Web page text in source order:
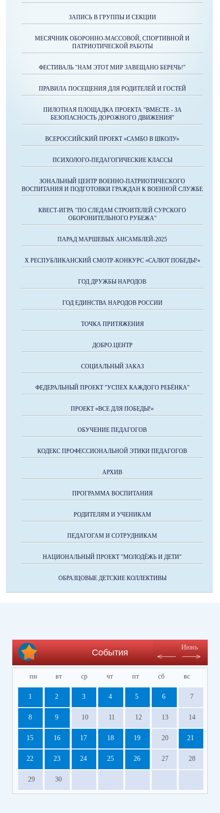
ЗАПИСЬ В ГРУППЫ И СЕКЦИИ
МЕСЯЧНИК ОБОРОННО-МАССОВОЙ, СПОРТИВНОЙ И
ПАТРИОТИЧЕСКОЙ РАБОТЫ
ФЕСТИВАЛЬ "НАМ ЭТОТ МИР ЗАВЕЩАНО БЕРЕЧЬ!"
ПРАВИЛА ПОСЕЩЕНИЯ ДЛЯ РОДИТЕЛЕЙ И ГОСТЕЙ
ПИЛОТНАЯ ПЛОЩАДКА ПРОЕКТА "ВМЕСТЕ - ЗА
БЕЗОПАСНОСТЬ ДОРОЖНОГО ДВИЖЕНИЯ"
ВСЕРОССИЙСКИЙ ПРОЕКТ «САМБО В ШКОЛУ»
ПСИХОЛОГО-ПЕДАГОГИЧЕСКИЕ КЛАССЫ
ЗОНАЛЬНЫЙ ЦЕНТР ВОЕННО-ПАТРИОТИЧЕСКОГО
ВОСПИТАНИЯ И ПОДГОТОВКИ ГРАЖДАН К ВОЕННОЙ СЛУЖБЕ
КВЕСТ-ИГРА "ПО СЛЕДАМ СТРОИТЕЛЕЙ СУРСКОГО
ОБОРОНИТЕЛЬНОГО РУБЕЖА"
ПАРАД МАРШЕВЫХ АНСАМБЛЕЙ-2025
X РЕСПУБЛИКАНСКИЙ СМОТР-КОНКУРС «САЛЮТ ПОБЕДЫ!»
ГОД ДРУЖБЫ НАРОДОВ
ГОД ЕДИНСТВА НАРОДОВ РОССИИ
ТОЧКА ПРИТЯЖЕНИЯ
ДОБРО.ЦЕНТР
СОЦИАЛЬНЫЙ ЗАКАЗ
ФЕДЕРАЛЬНЫЙ ПРОЕКТ "УСПЕХ КАЖДОГО РЕБЁНКА"
ПРОЕКТ «ВСЕ ДЛЯ ПОБЕДЫ!»
ОБУЧЕНИЕ ПЕДАГОГОВ
КОДЕКС ПРОФЕССИОНАЛЬНОЙ ЭТИКИ ПЕДАГОГОВ
АРХИВ
ПРОГРАММА ВОСПИТАНИЯ
РОДИТЕЛЯМ И УЧЕНИКАМ
ПЕДАГОГАМ И СОТРУДНИКАМ
НАЦИОНАЛЬНЫЙ ПРОЕКТ "МОЛОДЁЖЬ И ДЕТИ"
ОБРАЗЦОВЫЕ ДЕТСКИЕ КОЛЛЕКТИВЫ
События
Июнь
пн вт ср чт пт сб вс
1 2 3 4 5 6 7
8 9 10 11 12 13 14
15 16 17 18 19 20 21
22 23 24 25 26 27 28
29 30